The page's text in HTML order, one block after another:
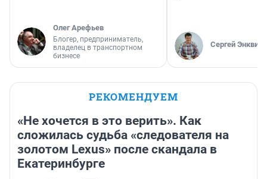
Олег Арефьев
Блогер, предприниматель,
владелец в транспортном
бизнесе
Сергей Энквист
РЕКОМЕНДУЕМ
«Не хочется в это верить». Как
сложилась судьба «следователя на
золотом Lexus» после скандала в
Екатеринбурге